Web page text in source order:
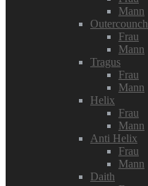
Mann
Outercounch
Frau
Mann
Tragus
Frau
Mann
Helix
Frau
Mann
Anti Helix
Frau
Mann
Daith